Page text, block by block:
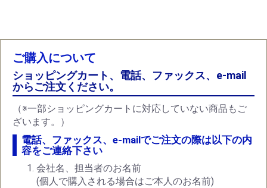
ご購入について
ショッピングカート、電話、ファックス、e-mail
からご注文ください。
（※一部ショッピングカートに対応していない商品もご
ざいます。）
電話、ファックス、e-mailでご注文の際は以下の内
容をご連絡下さい
会社名、担当者のお名前
(個人で購入される場合はご本人のお名前)